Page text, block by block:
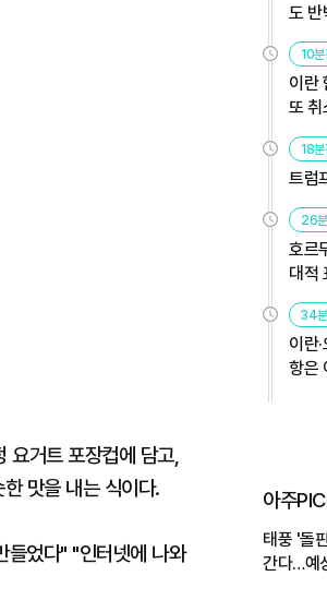
요거트 포장컵에 담고,
맛을 내는 식이다.
들었다" "인터넷에 나와
도 반
10분
이란
또 취
18분
트럼
26
호르
대적
34
이란
항은
아주
태풍 '돌
간다…예